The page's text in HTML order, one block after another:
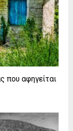
που αφηγείται